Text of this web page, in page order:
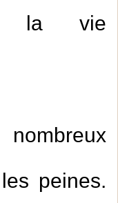
la vie
peines.